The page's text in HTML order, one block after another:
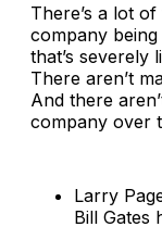
There’s a lot
company
that’s severely
There aren’t
And there
company over
Larry
Bill Gates